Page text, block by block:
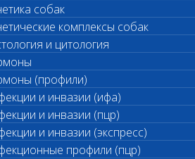
собак
комплексы собак
и цитология
(профили)
и инвазии (ифа)
и инвазии (пцр)
и инвазии (экспресс)
профили (пцр)
срочных